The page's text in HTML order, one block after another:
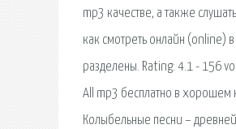
mp3 качестве, а также
как смотреть онлайн (online)
разделены. Rating: 4.1 - 156
All mp3 бесплатно в хорошем
Колыбельные песни –